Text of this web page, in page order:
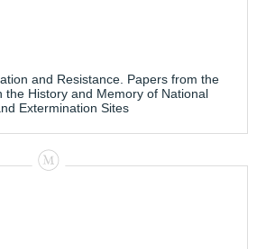
and Resistance. Papers from the
the History and Memory of National
Extermination Sites